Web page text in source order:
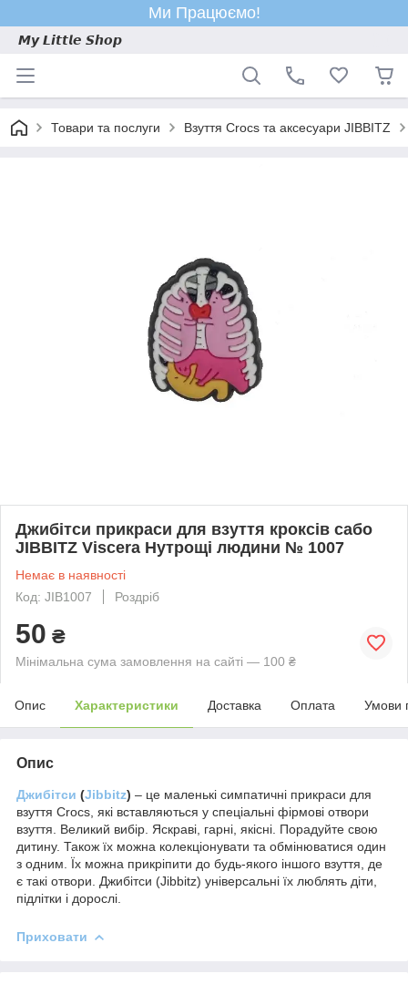
Ми Працюємо!
𝙈𝙮 𝙇𝙞𝙩𝙩𝙡𝙚 𝙎𝙝𝙤𝙥
Товари та послуги Взуття Crocs та аксесуари JIBBITZ
Джибітси прикраси для взуття кроксів сабо
JIBBITZ Viscera Нутрощі людини № 1007
Немає в наявності
Код: JIB1007
Роздріб
50 ₴
Мінімальна сума замовлення на сайті — 100 ₴
Опис Характеристики Доставка Оплата Умови
Опис
Джибітси (Jibbitz) – це маленькі симпатичні прикраси для
взуття Crocs, які вставляються у спеціальні фірмові отвори
взуття. Великий вибір. Яскраві, гарні, якісні. Порадуйте свою
дитину. Також їх можна колекціонувати та обмінюватися один
з одним. Їх можна прикріпити до будь-якого іншого взуття, де
є такі отвори. Джибітси (Jibbitz) універсальні їх люблять діти,
підлітки і дорослі.
Приховати